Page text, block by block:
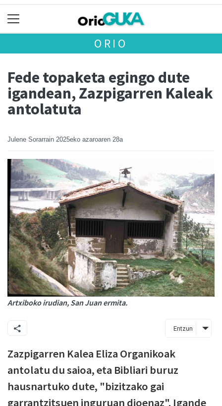
ORIO
Fede topaketa egingo dute
igandean, Zazpigarren Kaleak
antolatuta
Julene Sorarrain 2025eko azaroaren 28a
Artxiboko irudian, San Juan ermita.
Entzun
Zazpigarren Kalea Eliza Organikoak
antolatu du saioa, eta Bibliari buruz
hausnartuko dute, "bizitzako gai
garrantzitsuen inguruan dioenaz". Igande